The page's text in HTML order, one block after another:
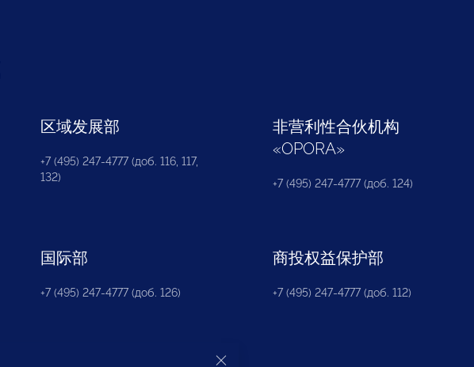
区域发展部
+7 (495) 247-4777 (доб. 116, 117,
132)
非营利性合伙机构
«OPORA»
+7 (495) 247-4777 (доб. 124)
国际部
+7 (495) 247-4777 (доб. 126)
商投权益保护部
+7 (495) 247-4777 (доб. 112)